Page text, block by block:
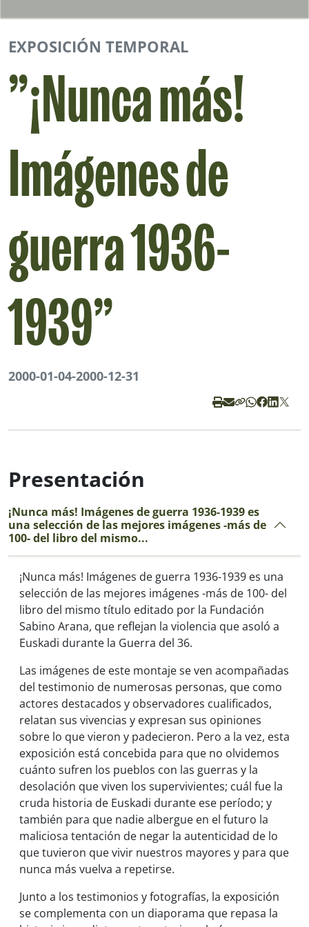
EXPOSICIÓN TEMPORAL
”¡Nunca más!
Imágenes de
guerra 1936-
1939”
2000-01-04-2000-12-31
Presentación
¡Nunca más! Imágenes de guerra 1936-1939 es
una selección de las mejores imágenes -más de
100- del libro del mismo...
¡Nunca más! Imágenes de guerra 1936-1939 es una
selección de las mejores imágenes -más de 100- del
libro del mismo tí­tulo editado por la Fundación
Sabino Arana, que reflejan la violencia que asoló a
Euskadi durante la Guerra del 36.
Las imágenes de este montaje se ven acompañadas
del testimonio de numerosas personas, que como
actores destacados y observadores cualificados,
relatan sus vivencias y expresan sus opiniones
sobre lo que vieron y padecieron. Pero a la vez, esta
exposición está concebida para que no olvidemos
cuánto sufren los pueblos con las guerras y la
desolación que viven los supervivientes; cuál fue la
cruda historia de Euskadi durante ese perí­odo; y
también para que nadie albergue en el futuro la
maliciosa tentación de negar la autenticidad de lo
que tuvieron que vivir nuestros mayores y para que
nunca más vuelva a repetirse.
Junto a los testimonios y fotografías, la exposición
se complementa con un diaporama que repasa la